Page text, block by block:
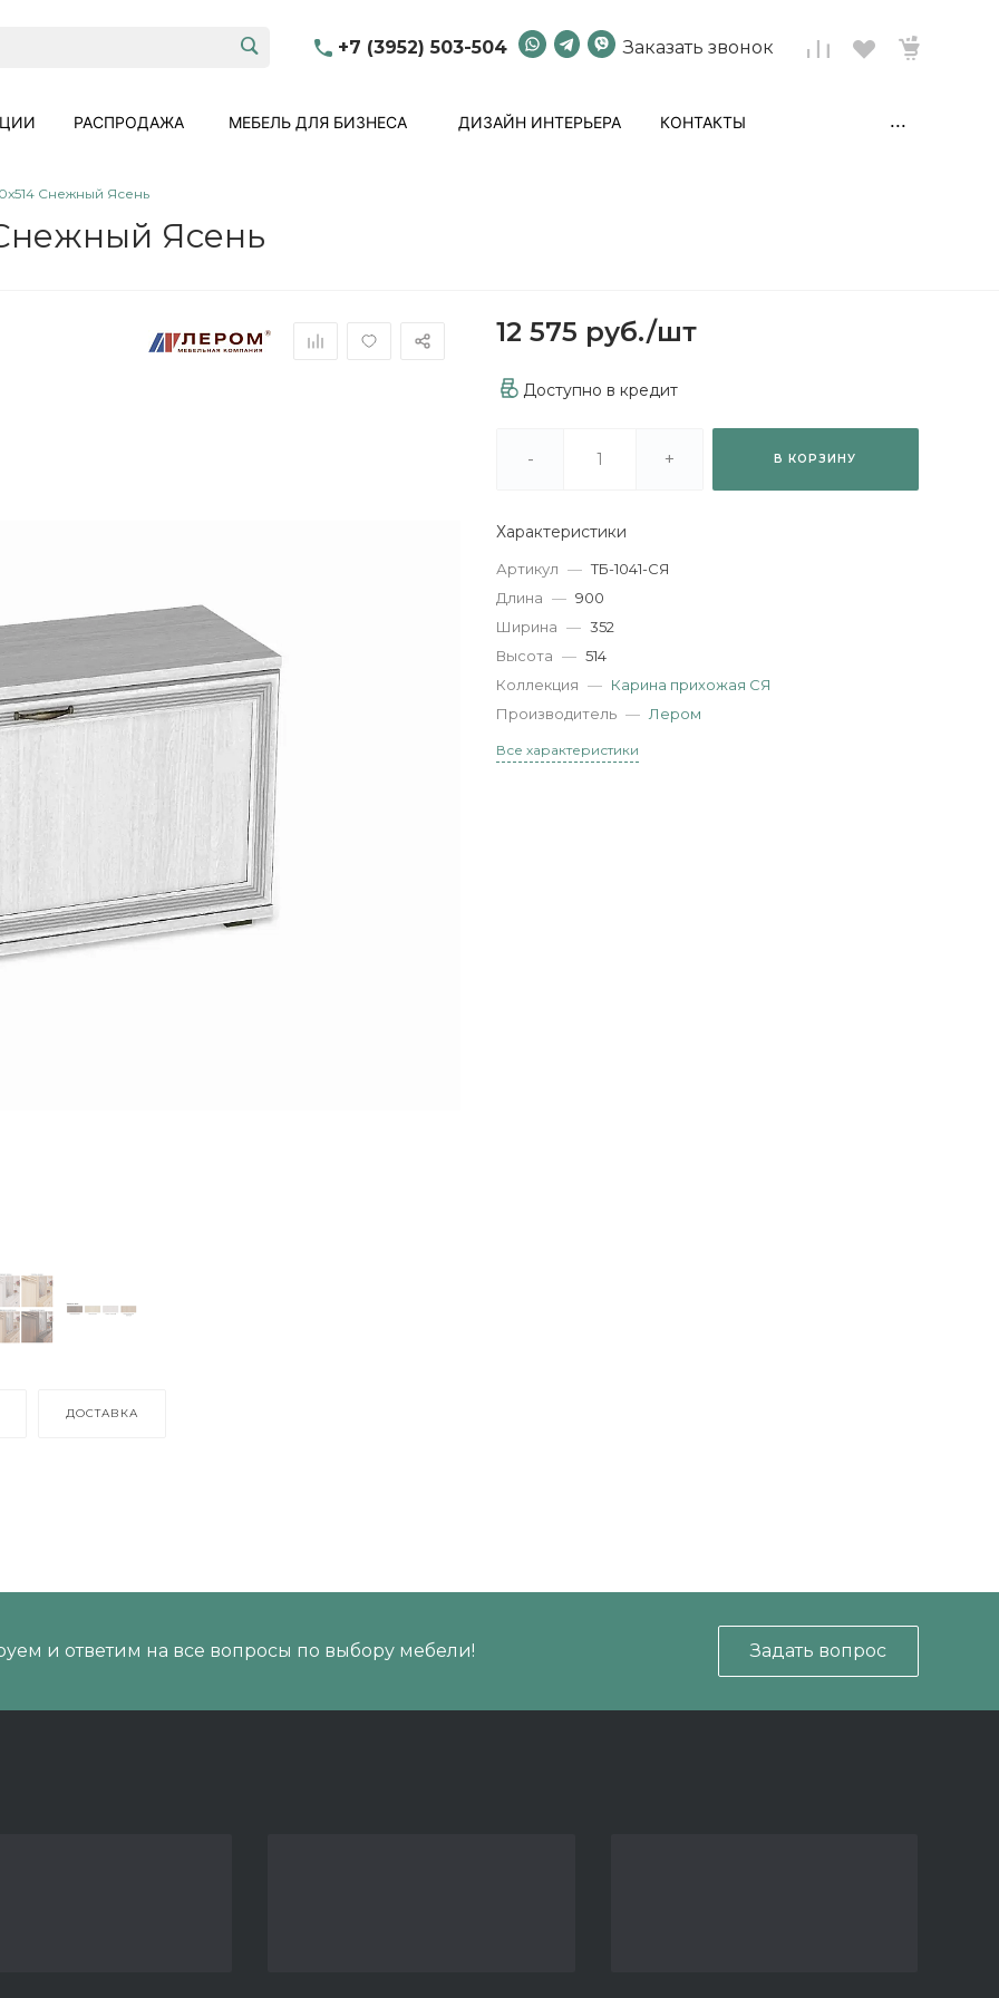
+7 (3952) 503-504 Заказать звонок
РАСПРОДАЖА МЕБЕЛЬ ДЛЯ БИЗНЕСА ДИЗАЙН ИНТЕРЬЕРА КОНТАКТЫ ...
Снежный Ясень
Ясень
12 575 руб./шт
Доступно в кредит
- + В КОРЗИНУ
Характеристики
Артикул — ТБ-1041-СЯ
Длина — 900
Ширина — 352
Высота — 514
Коллекция — Карина прихожая СЯ
Производитель — Лером
Все характеристики
ДОСТАВКА
и ответим на все вопросы по выбору мебели! Задать вопрос